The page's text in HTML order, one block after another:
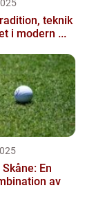
teknik
i modern ...
En
av